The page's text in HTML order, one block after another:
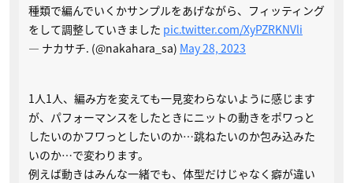
種類で編んでいくかサンプルをあげながら、フィッティング
をして調整していきました pic.twitter.com/XyPZRKNVli
— ナカサチ. (@nakahara_sa) May 28, 2023
1人1人、編み方を変えても一見変わらないように感じます
が、パフォーマンスをしたときにニットの動きをポワっと
したいのかフワっとしたいのか…跳ねたいのか包み込みた
いのか…で変わります。
例えば動きはみんな一緒でも、体型だけじゃなく癖が違い